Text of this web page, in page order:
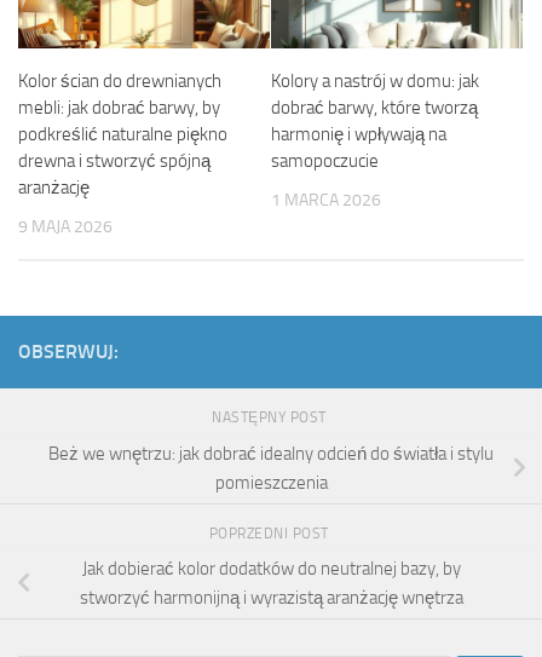
Kolor ścian do drewnianych
mebli: jak dobrać barwy, by
podkreślić naturalne piękno
drewna i stworzyć spójną
aranżację
9 MAJA 2026
Kolory a nastrój w domu: jak
dobrać barwy, które tworzą
harmonię i wpływają na
samopoczucie
1 MARCA 2026
OBSERWUJ:
NASTĘPNY POST
Beż we wnętrzu: jak dobrać idealny odcień do światła i stylu
pomieszczenia
POPRZEDNI POST
Jak dobierać kolor dodatków do neutralnej bazy, by
stworzyć harmonijną i wyrazistą aranżację wnętrza